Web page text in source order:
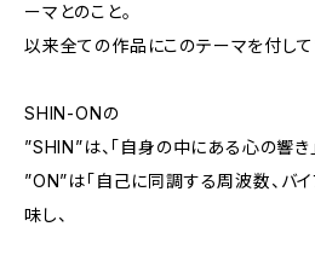
ーマとのこと。
以来全ての作品にこのテーマを付して
SHIN-ONの
”SHIN”は、「自身の中にある心の響き」
”ON”は「自己に同調する周波数、バ
味し、